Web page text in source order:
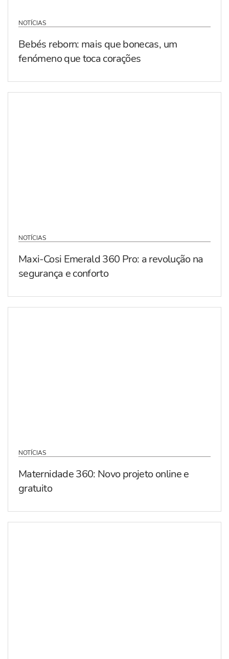
NOTÍCIAS
Bebés reborn: mais que bonecas, um
fenómeno que toca corações
NOTÍCIAS
Maxi-Cosi Emerald 360 Pro: a revolução na
segurança e conforto
NOTÍCIAS
Maternidade 360: Novo projeto online e
gratuito